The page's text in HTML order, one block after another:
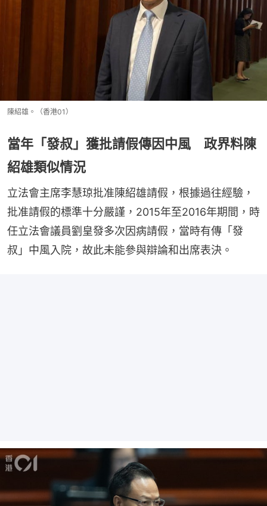
陳紹雄。（香港01）
當年「發叔」獲批請假傳因中風 政界料陳
紹雄類似情況
立法會主席李慧琼批准陳紹雄請假，根據過往經驗，
批准請假的標準十分嚴謹，2015年至2016年期間，時
任立法會議員劉皇發多次因病請假，當時有傳「發
叔」中風入院，故此未能參與辯論和出席表決。